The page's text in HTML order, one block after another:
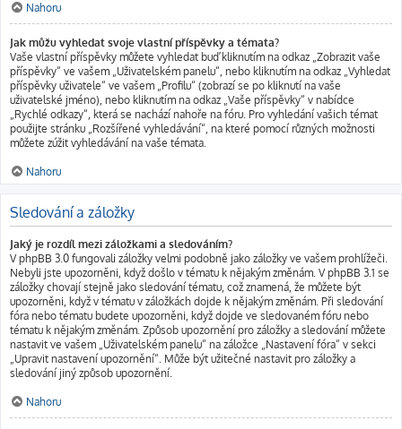
Nahoru
Jak můžu vyhledat svoje vlastní příspěvky a témata?
Vaše vlastní příspěvky můžete vyhledat buď kliknutím na odkaz „Zobrazit vaše
příspěvky“ ve vašem „Uživatelském panelu“, nebo kliknutím na odkaz „Vyhledat
příspěvky uživatele“ ve vašem „Profilu“ (zobrazí se po kliknutí na vaše
uživatelské jméno), nebo kliknutím na odkaz „Vaše příspěvky“ v nabídce
„Rychlé odkazy“, která se nachází nahoře na fóru. Pro vyhledání vašich témat
použijte stránku „Rozšířené vyhledávání“, na které pomocí různých možnosti
můžete zúžit vyhledávání na vaše témata.
Nahoru
Sledování a záložky
Jaký je rozdíl mezi záložkami a sledováním?
V phpBB 3.0 fungovali záložky velmi podobně jako záložky ve vašem prohlížeči.
Nebyli jste upozorněni, když došlo v tématu k nějakým změnám. V phpBB 3.1 se
záložky chovají stejně jako sledování tématu, což znamená, že můžete být
upozorněni, když v tématu v záložkách dojde k nějakým změnám. Při sledování
fóra nebo tématu budete upozorněni, když dojde ve sledovaném fóru nebo
tématu k nějakým změnám. Způsob upozornění pro záložky a sledování můžete
nastavit ve vašem „Uživatelském panelu“ na záložce „Nastavení fóra“ v sekci
„Upravit nastavení upozornění“. Může být užitečné nastavit pro záložky a
sledování jiný způsob upozornění.
Nahoru